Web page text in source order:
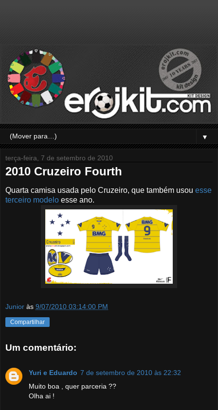
▼
terça-feira, 7 de setembro de 2010
2010 Cruzeiro Fourth
Quarta camisa usada pelo Cruzeiro, que também usou esse
terceiro modelo esse ano.
Junior às 9/07/2010 03:14:00 PM
Compartilhar
Um comentário:
Yuri e Eduardo 7 de setembro de 2010 às 22:32
Muito boa , quer parceria ??
Olha ai !